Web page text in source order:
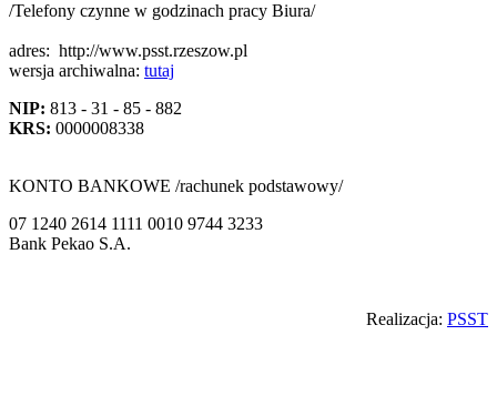
/Telefony czynne w godzinach pracy Biura/
adres: http://www.psst.rzeszow.pl
wersja archiwalna: tutaj
NIP: 813 - 31 - 85 - 882
KRS: 0000008338
KONTO BANKOWE /rachunek podstawowy/
07 1240 2614 1111 0010 9744 3233
Bank Pekao S.A.
Realizacja: PSST